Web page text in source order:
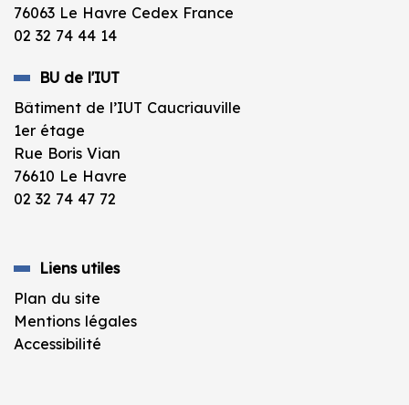
76063 Le Havre Cedex France
02 32 74 44 14
BU de l'IUT
Bâtiment de l’IUT Caucriauville
1er étage
Rue Boris Vian
76610 Le Havre
02 32 74 47 72
Liens utiles
Plan du site
Mentions légales
Accessibilité